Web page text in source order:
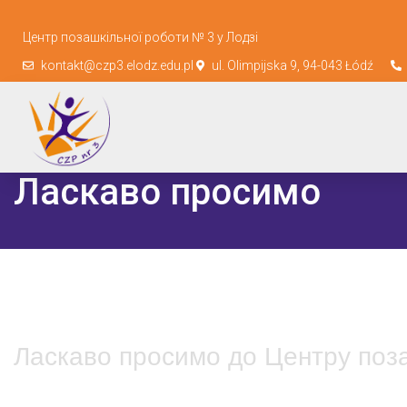
Центр позашкільної роботи № 3 у Лодзі
kontakt@czp3.elodz.edu.pl
ul. Olimpijska 9, 94-043 Łódź
Ласкаво просимо
Ласкаво просимо до Центру